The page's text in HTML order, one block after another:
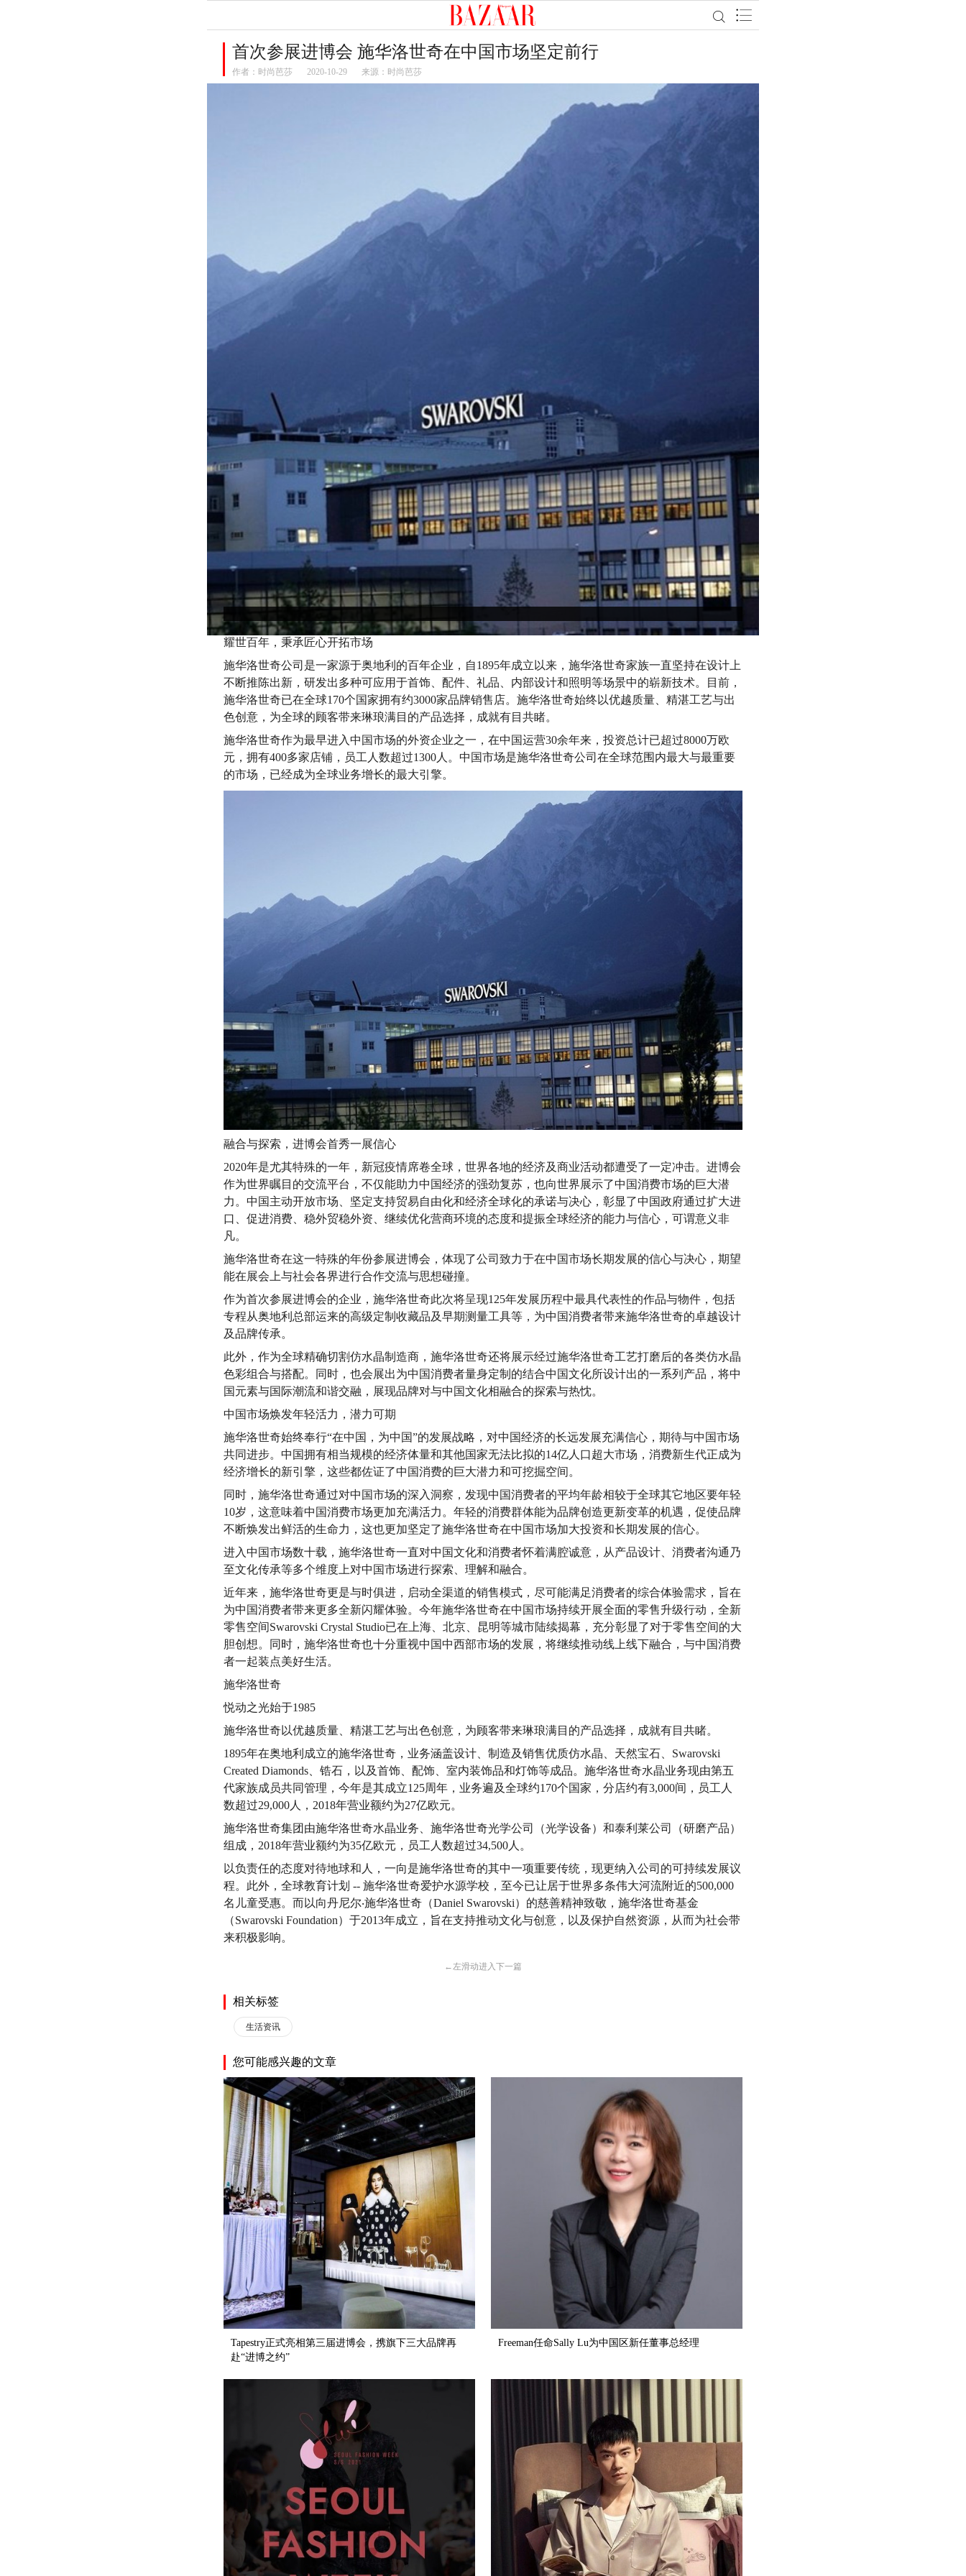
首次参展进博会 施华洛世奇在中国市场坚定前行
作者： 时尚芭莎 2020-10-29 来源：时尚芭莎
耀世百年，秉承匠心开拓市场
施华洛世奇公司是一家源于奥地利的百年企业，自1895年成立以来，施华洛世奇家族一直坚持在设计上
不断推陈出新，研发出多种可应用于首饰、配件、礼品、内部设计和照明等场景中的崭新技术。目前，
施华洛世奇已在全球170个国家拥有约3000家品牌销售店。施华洛世奇始终以优越质量、精湛工艺与出
色创意，为全球的顾客带来琳琅满目的产品选择，成就有目共睹。
施华洛世奇作为最早进入中国市场的外资企业之一，在中国运营30余年来，投资总计已超过8000万欧
元，拥有400多家店铺，员工人数超过1300人。中国市场是施华洛世奇公司在全球范围内最大与最重要
的市场，已经成为全球业务增长的最大引擎。
融合与探索，进博会首秀一展信心
2020年是尤其特殊的一年，新冠疫情席卷全球，世界各地的经济及商业活动都遭受了一定冲击。进博会
作为世界瞩目的交流平台，不仅能助力中国经济的强劲复苏，也向世界展示了中国消费市场的巨大潜
力。中国主动开放市场、坚定支持贸易自由化和经济全球化的承诺与决心，彰显了中国政府通过扩大进
口、促进消费、稳外贸稳外资、继续优化营商环境的态度和提振全球经济的能力与信心，可谓意义非
凡。
施华洛世奇在这一特殊的年份参展进博会，体现了公司致力于在中国市场长期发展的信心与决心，期望
能在展会上与社会各界进行合作交流与思想碰撞。
作为首次参展进博会的企业，施华洛世奇此次将呈现125年发展历程中最具代表性的作品与物件，包括
专程从奥地利总部运来的高级定制收藏品及早期测量工具等，为中国消费者带来施华洛世奇的卓越设计
及品牌传承。
此外，作为全球精确切割仿水晶制造商，施华洛世奇还将展示经过施华洛世奇工艺打磨后的各类仿水晶
色彩组合与搭配。同时，也会展出为中国消费者量身定制的结合中国文化所设计出的一系列产品，将中
国元素与国际潮流和谐交融，展现品牌对与中国文化相融合的探索与热忱。
中国市场焕发年轻活力，潜力可期
施华洛世奇始终奉行“在中国，为中国”的发展战略，对中国经济的长远发展充满信心，期待与中国市场
共同进步。中国拥有相当规模的经济体量和其他国家无法比拟的14亿人口超大市场，消费新生代正成为
经济增长的新引擎，这些都佐证了中国消费的巨大潜力和可挖掘空间。
同时，施华洛世奇通过对中国市场的深入洞察，发现中国消费者的平均年龄相较于全球其它地区要年轻
10岁，这意味着中国消费市场更加充满活力。年轻的消费群体能为品牌创造更新变革的机遇，促使品牌
不断焕发出鲜活的生命力，这也更加坚定了施华洛世奇在中国市场加大投资和长期发展的信心。
进入中国市场数十载，施华洛世奇一直对中国文化和消费者怀着满腔诚意，从产品设计、消费者沟通乃
至文化传承等多个维度上对中国市场进行探索、理解和融合。
近年来，施华洛世奇更是与时俱进，启动全渠道的销售模式，尽可能满足消费者的综合体验需求，旨在
为中国消费者带来更多全新闪耀体验。今年施华洛世奇在中国市场持续开展全面的零售升级行动，全新
零售空间Swarovski Crystal Studio已在上海、北京、昆明等城市陆续揭幕，充分彰显了对于零售空间的大
胆创想。同时，施华洛世奇也十分重视中国中西部市场的发展，将继续推动线上线下融合，与中国消费
者一起装点美好生活。
施华洛世奇
悦动之光始于1985
施华洛世奇以优越质量、精湛工艺与出色创意，为顾客带来琳琅满目的产品选择，成就有目共睹。
1895年在奥地利成立的施华洛世奇，业务涵盖设计、制造及销售优质仿水晶、天然宝石、Swarovski
Created Diamonds、锆石，以及首饰、配饰、室内装饰品和灯饰等成品。施华洛世奇水晶业务现由第五
代家族成员共同管理，今年是其成立125周年，业务遍及全球约170个国家，分店约有3,000间，员工人
数超过29,000人，2018年营业额约为27亿欧元。
施华洛世奇集团由施华洛世奇水晶业务、施华洛世奇光学公司（光学设备）和泰利莱公司（研磨产品）
组成，2018年营业额约为35亿欧元，员工人数超过34,500人。
以负责任的态度对待地球和人，一向是施华洛世奇的其中一项重要传统，现更纳入公司的可持续发展议
程。此外，全球教育计划 -- 施华洛世奇爱护水源学校，至今已让居于世界多条伟大河流附近的500,000
名儿童受惠。而以向丹尼尔‧施华洛世奇（Daniel Swarovski）的慈善精神致敬，施华洛世奇基金
（Swarovski Foundation）于2013年成立，旨在支持推动文化与创意，以及保护自然资源，从而为社会带
来积极影响。
← 左滑动进入下一篇
相关标签
生活资讯
您可能感兴趣的文章
Tapestry正式亮相第三届进博会，携旗下三大品牌再
赴“进博之约”
Freeman任命Sally Lu为中国区新任董事总经理